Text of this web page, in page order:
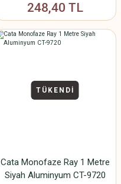
248,40 TL
TÜKENDİ
Cata Monofaze Ray 1 Metre
Siyah Aluminyum CT-9720